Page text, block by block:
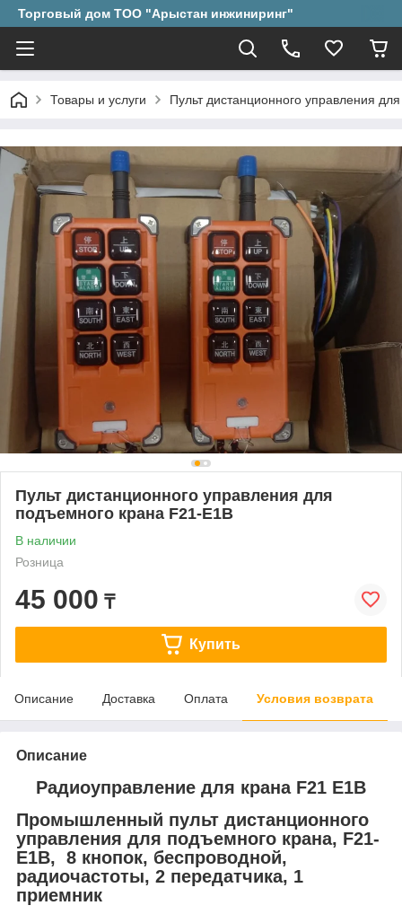
Торговый дом ТОО "Арыстан инжиниринг"
Товары и услуги Пульт дистанционного управления
Пульт дистанционного управления для
подъемного крана F21-E1B
В наличии
Розница
45 000 ₸
Купить
Описание Доставка Оплата Условия возврата
Описание
Радиоуправление для крана F21 E1B
Промышленный пульт дистанционного
управления для подъемного крана, F21-
E1B, 8 кнопок, беспроводной,
радиочастоты, 2 передатчика, 1
приемник